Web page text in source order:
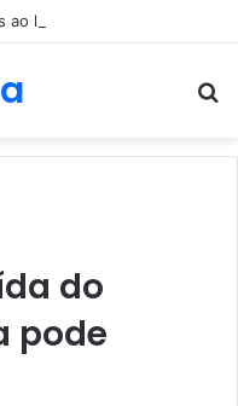
longo dos séculos
do
pode